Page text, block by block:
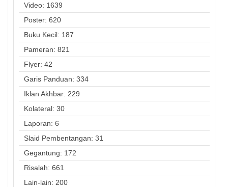
Video: 1639
Poster: 620
Buku Kecil: 187
Pameran: 821
Flyer: 42
Garis Panduan: 334
Iklan Akhbar: 229
Kolateral: 30
Laporan: 6
Slaid Pembentangan: 31
Gegantung: 172
Risalah: 661
Lain-lain: 200